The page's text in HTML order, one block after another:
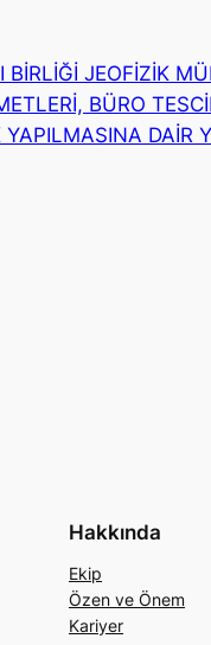
JEOFİZİK
BÜRO
DAİR
Hakkında
Ekip
Özen ve Önem
Kariyer